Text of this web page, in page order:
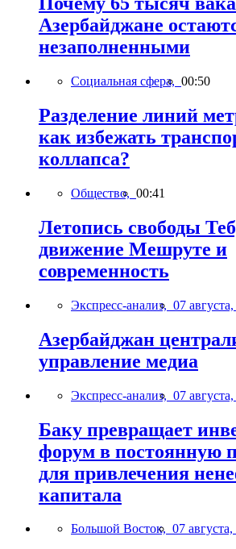
Азербайджане
незаполненными
Социальная сфера, 00:50
Разделение линий
как избежать
коллапса?
Общество, 00:41
Летопись свободы
движение Мешруте и
современность
Экспресс-анализ, 07
Азербайджан
управление медиа
Экспресс-анализ, 07
Баку превращает
форум в постоянную
для привлечения
капитала
Большой Восток, 07